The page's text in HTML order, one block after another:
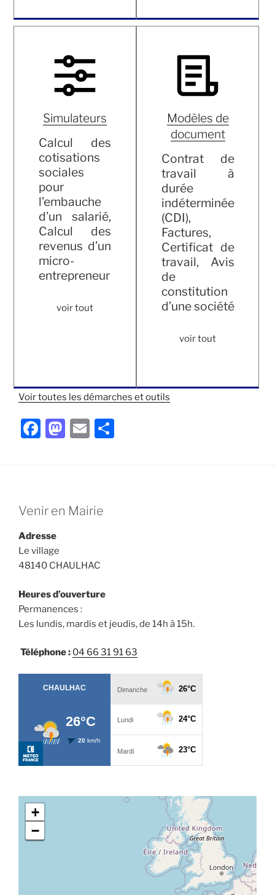
Simulateurs
Calcul des
cotisations
sociales
pour
l’embauche
d’un salarié,
Calcul des
revenus d’un
micro-
entrepreneur
voir tout
Modèles de
document
Contrat de
travail à
durée
indéterminée
(CDI),
Factures,
Certificat de
travail, Avis
de
constitution
d’une société
voir tout
Voir toutes les démarches et outils
F
b
o
k
M
d
E
Venir en Mairie
Adresse
Le village
48140 CHAULHAC
Heures d’ouverture
Permanences :
Les lundis, mardis et jeudis, de 14h à 15h.
Téléphone : 04 66 31 91 63
+
−